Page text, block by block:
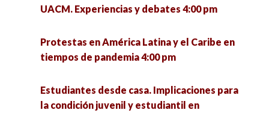
ciencias sociales? 5:00 pm
articuladores de la ciudad 5:30 pm
UACM. Experiencias y debates 4:00 pm
Protestas en América Latina y el Caribe en
tiempos de pandemia 4:00 pm
Estudiantes desde casa. Implicaciones para
la condición juvenil y estudiantil en